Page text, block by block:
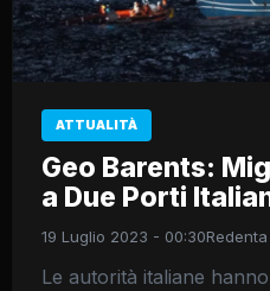
ATTUALITÀ
Geo Barents:
a Due Porti
19 Luglio 2023 - 00:30
Le autorità italiane